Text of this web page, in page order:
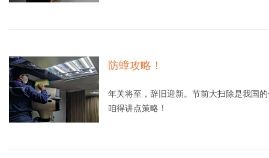
防蟑攻略！
年关将至，辞旧迎新。节前大扫除是我国
咱得讲点策略！